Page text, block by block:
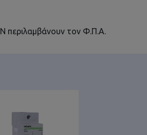
περιλαμβάνουν τον Φ.Π.Α.